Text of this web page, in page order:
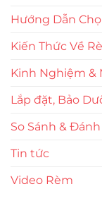
Hướng Dẫn
Kiến Thức Về
Kinh Nghiệm &
Lắp đặt, Bảo
So Sánh & Đánh
Tin tức
Video Rèm